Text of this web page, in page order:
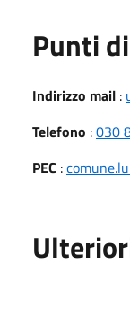
Punti
Indirizzo mail :
Telefono :030
PEC :